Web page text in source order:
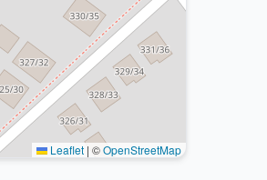
Leaflet | ©OpenStreetMap